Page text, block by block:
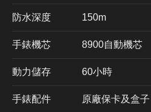
防水深度 150m
手錶機芯 ​8900自動機芯
動力儲存 60小時
手錶配件 原廠保卡及盒子